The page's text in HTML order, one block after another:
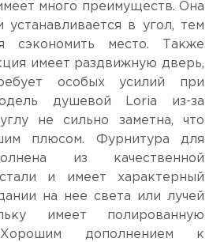
много преимуществ. Она
устанавливается в угол, тем
сэкономить место. Также
имеет раздвижную дверь,
особых усилий при
душевой Loria из-за
не сильно заметна, что
плюсом. Фурнитура для
из качественной
и имеет характерный
на нее света или лучей
имеет полированную
Хорошим дополнением к